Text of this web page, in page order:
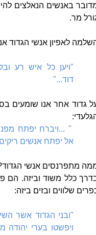
באנשים הנאלצים
מר.
לאפיון אנשי הגדוד
"ויען כל איש רע
דוד..."
גדוד אחר אנו שומעים
" ...ויברח יפתח
אל יפתח אנשים
מתפרנסים אנשי
כלל משוד וביזה. הם
שלווים ובזים ביזה:
"ובני הגדוד אשר
ויפשטו בערי יהודה